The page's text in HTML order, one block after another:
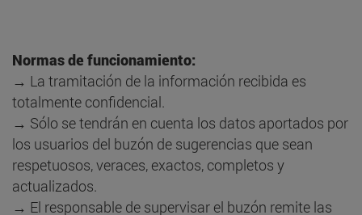
Normas de funcionamiento:
→ La tramitación de la información recibida es
totalmente confidencial.
→ Sólo se tendrán en cuenta los datos aportados por
los usuarios del buzón de sugerencias que sean
respetuosos, veraces, exactos, completos y
actualizados.
→ El responsable de supervisar el buzón remite las